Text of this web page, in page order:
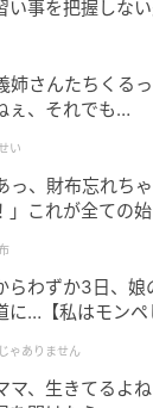
女性／7歳と4
最近の楽しみ
。
自に実施した
とに記事化し
い事を把握しな
さんたちくるっ
、それでも…
い
、財布忘れち
」これが全ての
らわずか3日、娘
に…【私はモンペ
ゃありません
、生きてるよ